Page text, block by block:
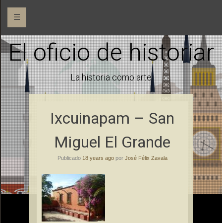
☰
El oficio de historiar
La historia como arte
Ixcuinapam – San
Miguel El Grande
Publicado 18 years agopor José Félix Zavala